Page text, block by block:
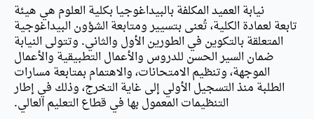
نيابة العميد المكلفة بالبيداغوجيا بكلية العلوم هي هيئة
تابعة لعمادة الكلية، تُعنى بتسيير ومتابعة الشؤون البيداغوجية
المتعلقة بالتكوين في الطورين الأول والثاني. وتتولى النيابة
ضمان السير الحسن للدروس والأعمال التطبيقية والأعمال
الموجهة، وتنظيم الامتحانات، والاهتمام بمتابعة مسارات
الطلبة منذ التسجيل الأولي إلى غاية التخرج، وذلك في إطار
التنظيمات المعمول بها في قطاع التعليم العالي.